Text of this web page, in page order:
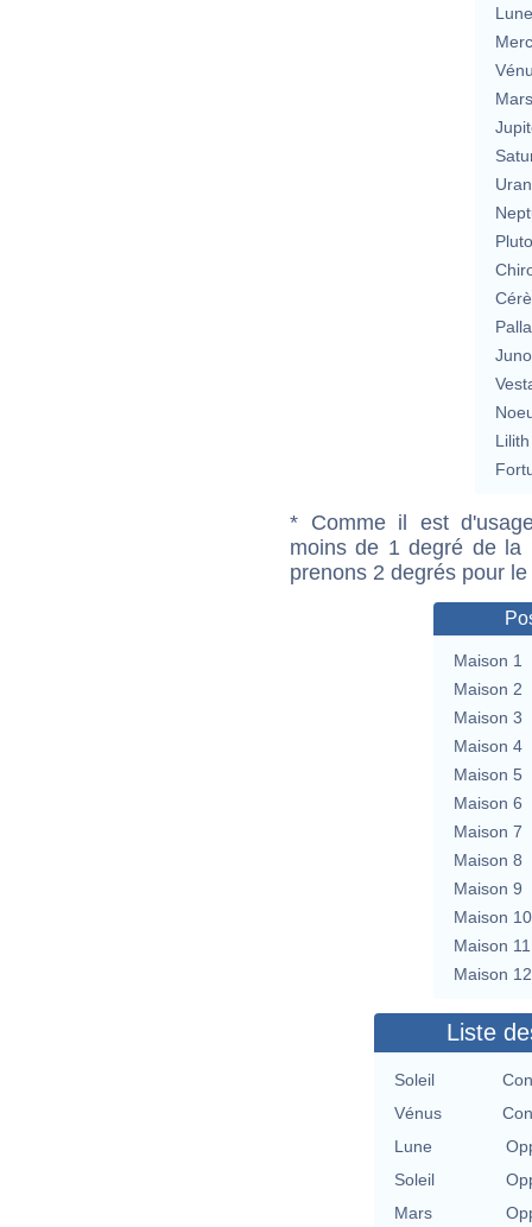
Lune
Mars
Lilith
* Comme il est
moins de 1 degré de la
prenons 2 degrés pour
Maison 1
Maison 2
Maison 3
Maison 4
Maison 5
Maison 6
Maison 7
Maison 8
Maison 9
Maison 10
Maison 11
Maison 12
Liste
Soleil
Vénus
Lune
Soleil
Mars